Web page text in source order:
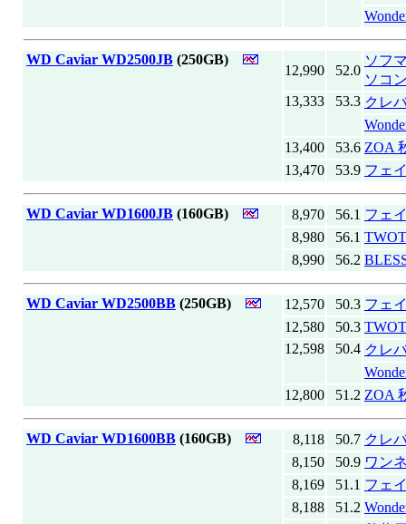
WD Caviar WD2500JB (250GB)
12,990 52.0
ソフ
ソコ
13,333
53.3 クレ
13,400
53.6 ZOA
13,470
53.9 フェ
WD Caviar WD1600JB (160GB) 8,970 56.1 フェ
8,980
56.1
8,990
56.2
WD Caviar WD2500BB (250GB) 12,570 50.3 フェ
12,580
50.3
12,598
50.4 クレ
12,800
51.2 ZOA
WD Caviar WD1600BB (160GB) 8,118 50.7 クレ
8,150
50.9 ワン
8,169
51.1 フェ
8,188
51.2